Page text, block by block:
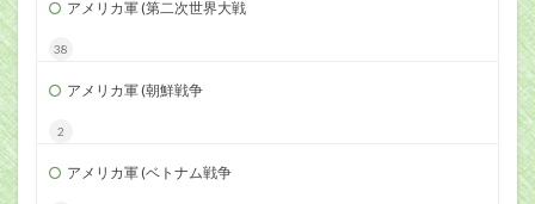
アメリカ軍 (第二次世界大戦
38
アメリカ軍 (朝鮮戦争
2
アメリカ軍 (ベトナム戦争